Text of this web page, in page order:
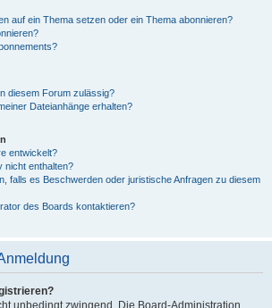
auf ein Thema setzen oder ein Thema abonnieren?
diesem Forum zulässig?
Dateianhänge erhalten?
entwickelt?
nicht enthalten?
falls es Beschwerden oder juristische Anfragen zu diesem
des Boards kontaktieren?
unbedingt zwingend. Die Board-Administration